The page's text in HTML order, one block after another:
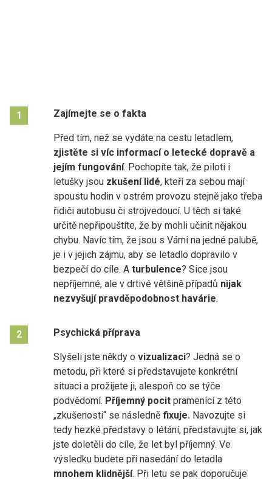
1 Zajímejte se o fakta
Před tím, než se vydáte na cestu letadlem,
zjistěte si víc informací o letecké dopravě a
jejím fungování. Pochopíte tak, že piloti i
letušky jsou zkušení lidé, kteří za sebou mají
spoustu hodin v ostrém provozu stejně jako třeba
řidiči autobusu či strojvedoucí. U těch si také
určitě nepřipouštíte, že by mohli učinit nějakou
chybu. Navíc tím, že jsou s Vámi na jedné palubě,
je i v jejich zájmu, aby se letadlo dopravilo v
bezpečí do cíle. A turbulence? Sice jsou
nepříjemné, ale v drtivé většině případů nijak
nezvyšují pravděpodobnost havárie.
2 Psychická příprava
Slyšeli jste někdy o vizualizaci? Jedná se o
metodu, při které si představujete konkrétní
situaci a prožijete ji, alespoň co se týče
podvědomí. Příjemný pocit pramenící z této
„zkušenosti“ se následně fixuje. Navozujte si
tedy hezké představy o létání, představujte si, jak
jste doletěli do cíle, že let byl příjemný. Ve
výsledku budete při nasedání do letadla
mnohem klidnější. Při letu se pak doporučuje